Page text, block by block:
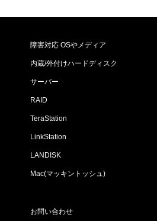
障害対応 OSやメディア
内蔵/外付けハードディスク
サーバー
RAID
TeraStation
LinkStation
LANDISK
Mac(マッキントッシュ)
お問い合わせ